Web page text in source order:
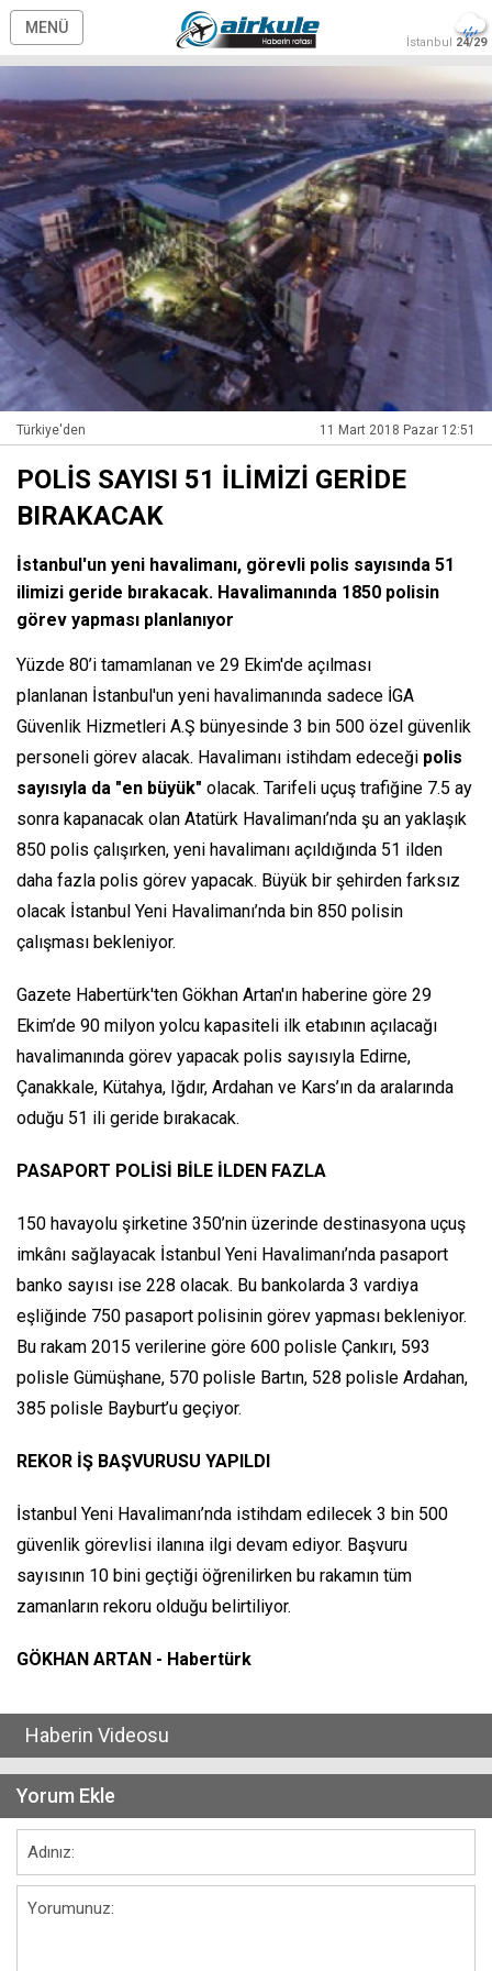
MENÜ
İstanbul 24/29
Türkiye'den 11 Mart 2018 Pazar 12:51
POLİS SAYISI 51 İLİMİZİ GERİDE
BIRAKACAK
İstanbul'un yeni havalimanı, görevli polis sayısında 51
ilimizi geride bırakacak. Havalimanında 1850 polisin
görev yapması planlanıyor
Yüzde 80’i tamamlanan ve 29 Ekim'de açılması
planlanan İstanbul'un yeni havalimanında sadece İGA
Güvenlik Hizmetleri A.Ş bünyesinde 3 bin 500 özel güvenlik
personeli görev alacak. Havalimanı istihdam edeceği polis
sayısıyla da "en büyük" olacak. Tarifeli uçuş trafiğine 7.5 ay
sonra kapanacak olan Atatürk Havalimanı’nda şu an yaklaşık
850 polis çalışırken, yeni havalimanı açıldığında 51 ilden
daha fazla polis görev yapacak. Büyük bir şehirden farksız
olacak İstanbul Yeni Havalimanı’nda bin 850 polisin
çalışması bekleniyor.
Gazete Habertürk'ten Gökhan Artan'ın haberine göre 29
Ekim’de 90 milyon yolcu kapasiteli ilk etabının açılacağı
havalimanında görev yapacak polis sayısıyla Edirne,
Çanakkale, Kütahya, Iğdır, Ardahan ve Kars’ın da aralarında
oduğu 51 ili geride bırakacak.
PASAPORT POLİSİ BİLE İLDEN FAZLA
150 havayolu şirketine 350’nin üzerinde destinasyona uçuş
imkânı sağlayacak İstanbul Yeni Havalimanı’nda pasaport
banko sayısı ise 228 olacak. Bu bankolarda 3 vardiya
eşliğinde 750 pasaport polisinin görev yapması bekleniyor.
Bu rakam 2015 verilerine göre 600 polisle Çankırı, 593
polisle Gümüşhane, 570 polisle Bartın, 528 polisle Ardahan,
385 polisle Bayburt’u geçiyor.
REKOR İŞ BAŞVURUSU YAPILDI
İstanbul Yeni Havalimanı’nda istihdam edilecek 3 bin 500
güvenlik görevlisi ilanına ilgi devam ediyor. Başvuru
sayısının 10 bini geçtiği öğrenilirken bu rakamın tüm
zamanların rekoru olduğu belirtiliyor.
GÖKHAN ARTAN - Habertürk
Haberin Videosu
Yorum Ekle